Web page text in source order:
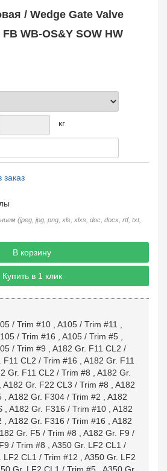
/ Wedge Gate Valve
WB-OS&Y SOW HW
кг
заказ
(jpeg, jpg, png, xls, xlxs, doc, docx, rtf, txt,
В корзину
Купить в 1 клик
/ Trim #10 A105 / Trim #11
/ Trim #16 A105 / Trim #5
/ Trim #9
A182 Gr. F11 CL2 /
F11 CL2 / Trim #16
A182 Gr. F11
Gr. F11 CL2 / Trim #8
A182 Gr.
A182 Gr. F22 CL3 / Trim #8
A182
A182 Gr. F304 / Trim #2
A182
A182 Gr. F316 / Trim #10
A182
A182 Gr. F316 / Trim #16
A182
Gr. F5 / Trim #8
A182 Gr. F9 /
/ Trim #8
A350 Gr. LF2 CL1 /
LF2 CL1 / Trim #12
A350 Gr. LF2